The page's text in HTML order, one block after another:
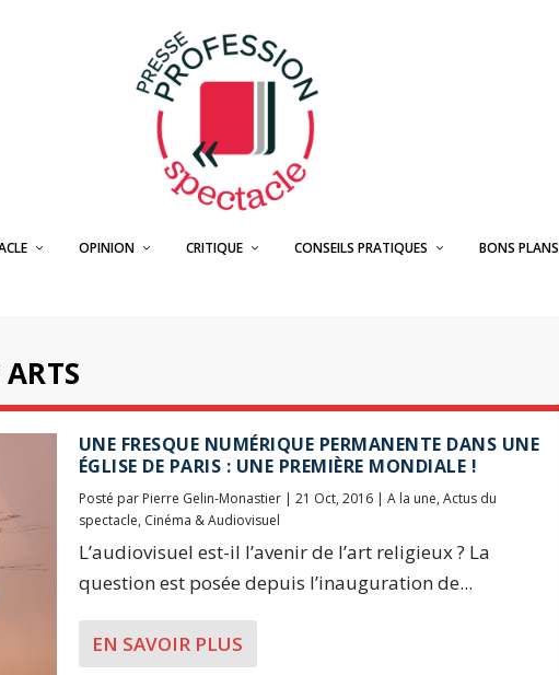
OPINION CRITIQUE CONSEILS PRATIQUES BONS PLANS
UNE FRESQUE NUMÉRIQUE PERMANENTE DANS UNE
ÉGLISE DE PARIS : UNE PREMIÈRE MONDIALE !
Posté par Pierre Gelin-Monastier| 21 Oct, 2016| A la une, Actus du
spectacle, Cinéma & Audiovisuel
L’audiovisuel est-il l’avenir de l’art religieux ? La
question est posée depuis l’inauguration de...
EN SAVOIR PLUS